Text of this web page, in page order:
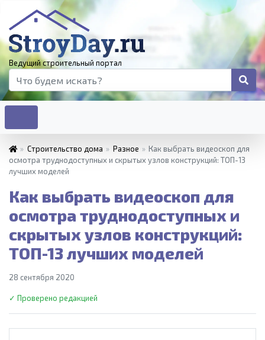
Ведущий строительный портал
» Строительство дома » Разное » Как выбрать видеоскоп для
осмотра труднодоступных и скрытых узлов конструкций: ТОП-13
лучших моделей
Как выбрать видеоскоп для
осмотра труднодоступных и
скрытых узлов конструкций:
ТОП-13 лучших моделей
28 сентября 2020
✓ Проверено редакцией